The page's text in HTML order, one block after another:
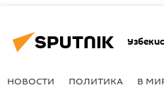
НОВОСТИ ПОЛИТИКА В